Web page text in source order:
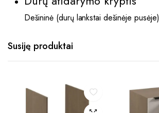
Dešininė (durų lankstai dešinėje pusėje)
Susiję produktai